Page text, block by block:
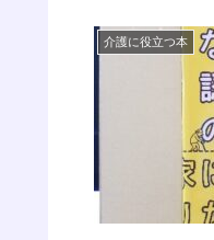
介護に役立つ本